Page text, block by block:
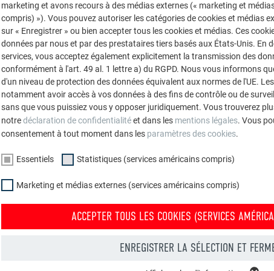
Il est nécessaire de porter des gants de protection
précautions particulières doivent être prises pour vérifier
RETOUR
marketing et avons recours à des médias externes (« marketing et
compris) »). Vous pouvez autoriser les catégories de cookies et médias
sur « Enregistrer » ou bien accepter tous les cookies et médias. Ces
données par nous et par des prestataires tiers basés aux États-Unis. En
services, vous acceptez également explicitement la transmission des
conformément à l'art. 49 al. 1 lettre a) du RGPD. Nous vous informons
d'un niveau de protection des données équivalent aux normes de l'UE.
notamment avoir accès à vos données à des fins de contrôle ou de
sans que vous puissiez vous y opposer juridiquement. Vous trouverez
notredéclaration de confidentialitéet dans les mentions légales. Vous
consentement à tout moment dans les paramètres des cookies.
Essentiels Statistiques (services américains compris)
Marketing et médias externes (services américains compris)
ACCEPTER TOUS LES COOKIES (SERVICES
ENREGISTRER LA SÉLECTION ET